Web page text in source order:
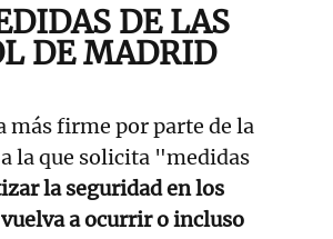
DE LAS
DE MADRID
más firme por parte de la
la que solicita "medidas
la seguridad en los
a ocurrir o incluso